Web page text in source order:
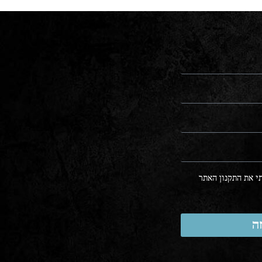
את התקנון האתר